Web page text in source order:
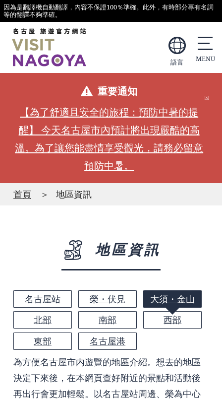
因為是翻譯機自動翻譯，內容不保證100％準確。此外，有時部分專有名詞
等的翻譯不夠準確。
語言
重要通知
【為了舒適且安全的旅程：預防中暑的提
醒】 今天名古屋市內預計將出現嚴酷的高
溫。為了讓您能盡情享受觀光，請務必留意
預防中暑。
首頁 地區資訊
地區資訊
名古屋站 榮・伏見
大須・金山
北部
南部
西部
東部
名古屋港
為方便名古屋市内遊覽的地區介紹。想去的地區
決定下來後，在本網頁查好附近的景點和活動後
再出行會更加輕鬆。以名古屋站周邊、榮為中心